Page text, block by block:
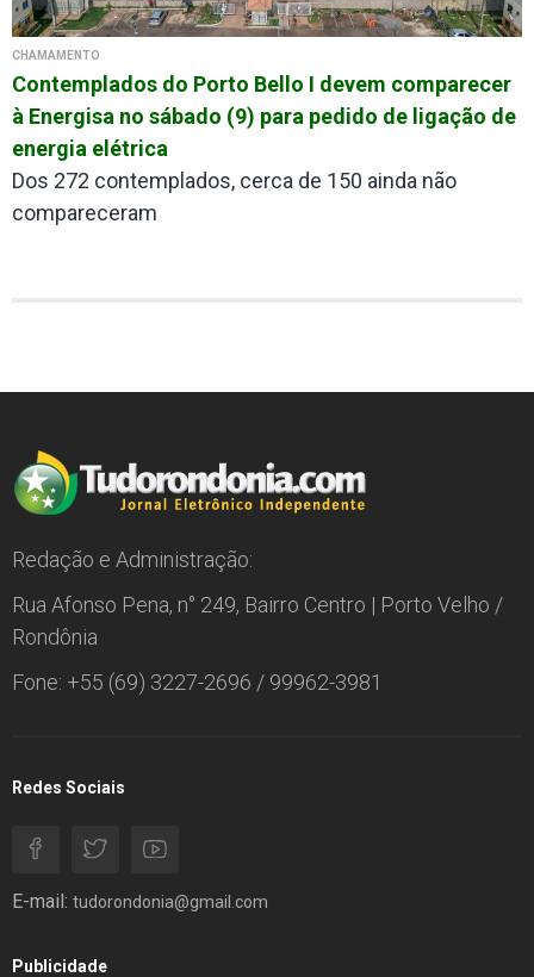
CHAMAMENTO
Contemplados do Porto Bello I devem comparecer
à Energisa no sábado (9) para pedido de ligação de
energia elétrica
Dos 272 contemplados, cerca de 150 ainda não
compareceram
Redação e Administração:
Rua Afonso Pena, n° 249, Bairro Centro | Porto Velho /
Rondônia
Fone: +55 (69) 3227-2696 / 99962-3981
Redes Sociais
E-mail: tudorondonia@gmail.com
Publicidade